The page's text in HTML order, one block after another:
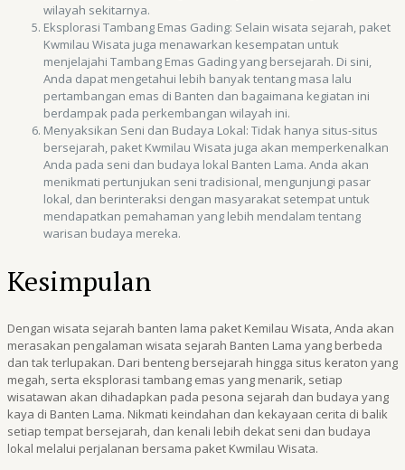
wilayah sekitarnya.
Eksplorasi Tambang Emas Gading: Selain wisata sejarah, paket
Kwmilau Wisata juga menawarkan kesempatan untuk
menjelajahi Tambang Emas Gading yang bersejarah. Di sini,
Anda dapat mengetahui lebih banyak tentang masa lalu
pertambangan emas di Banten dan bagaimana kegiatan ini
berdampak pada perkembangan wilayah ini.
Menyaksikan Seni dan Budaya Lokal: Tidak hanya situs-situs
bersejarah, paket Kwmilau Wisata juga akan memperkenalkan
Anda pada seni dan budaya lokal Banten Lama. Anda akan
menikmati pertunjukan seni tradisional, mengunjungi pasar
lokal, dan berinteraksi dengan masyarakat setempat untuk
mendapatkan pemahaman yang lebih mendalam tentang
warisan budaya mereka.
Kesimpulan
Dengan wisata sejarah banten lama paket Kemilau Wisata, Anda akan
merasakan pengalaman wisata sejarah Banten Lama yang berbeda
dan tak terlupakan. Dari benteng bersejarah hingga situs keraton yang
megah, serta eksplorasi tambang emas yang menarik, setiap
wisatawan akan dihadapkan pada pesona sejarah dan budaya yang
kaya di Banten Lama. Nikmati keindahan dan kekayaan cerita di balik
setiap tempat bersejarah, dan kenali lebih dekat seni dan budaya
lokal melalui perjalanan bersama paket Kwmilau Wisata.